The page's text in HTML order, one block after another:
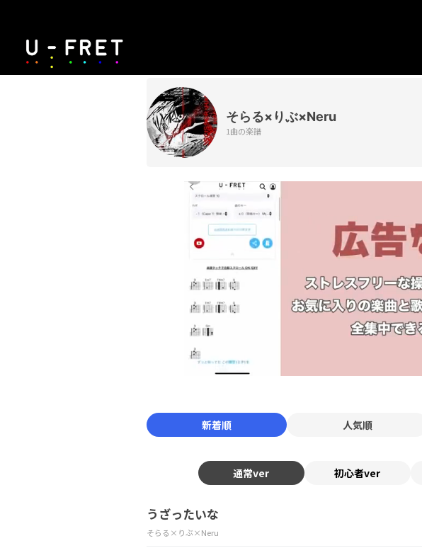
そらる×りぶ×Neru
1曲の楽譜
新着順 人気順
通常ver 初心者ver
うざったいな
そらる×りぶ×Neru